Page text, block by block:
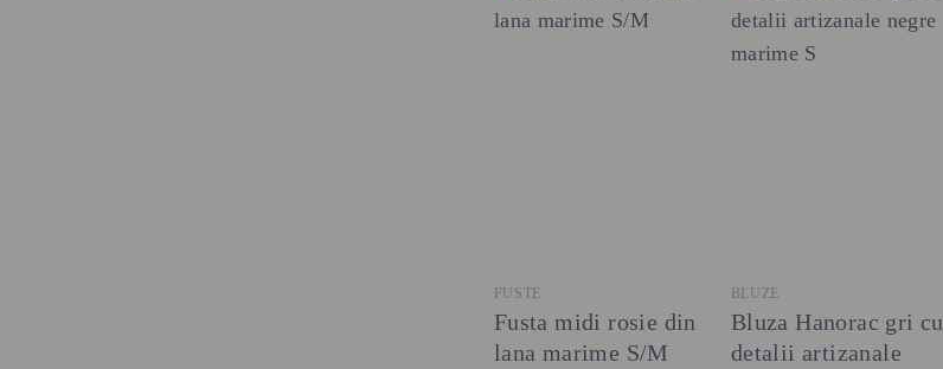
FUSTE
Fusta midi rosie din
lana marime S/M
BLUZE
Bluza Hanorac gri cu
detalii artizanale